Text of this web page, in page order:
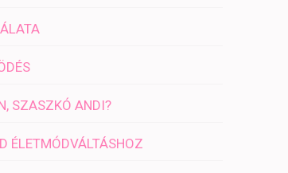
SZASZKÓ ANDI?
ÉLETMÓDVÁLTÁSHOZ